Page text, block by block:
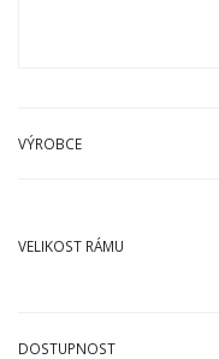
VÝROBCE
VELIKOST RÁMU
DOSTUPNOST